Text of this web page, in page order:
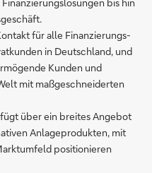
für alle Finanzierungs-
in Deutschland, und
Kunden und
mit maßgeschneiderten
über ein breites Angebot
Anlageprodukten, mit
positionieren